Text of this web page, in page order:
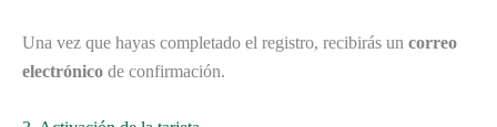
Una vez que hayas completado el registro, recibirás un correo
electrónico de confirmación.